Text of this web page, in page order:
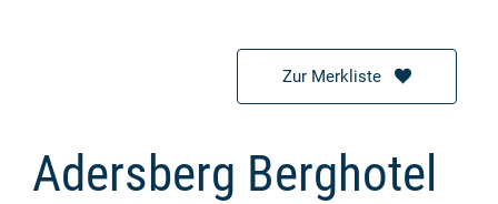
Zur Merkliste
Adersberg Berghotel